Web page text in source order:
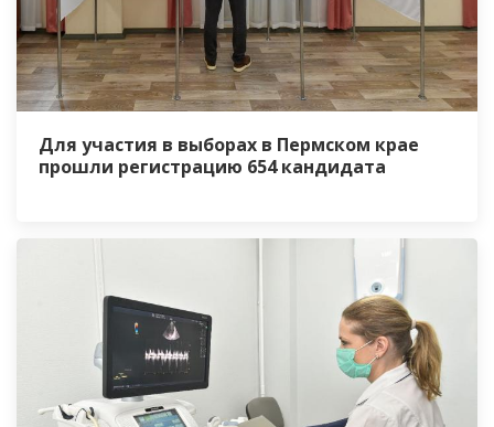
Для участия в выборах в Пермском крае
прошли регистрацию 654 кандидата